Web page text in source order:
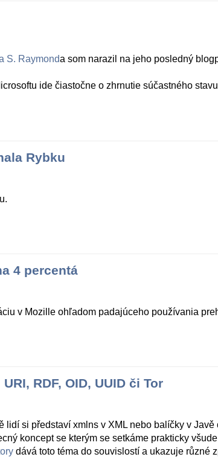
S. Raymonda som narazil na jeho posledný
ide čiastočne o zhrnutie súčastného
Rybku
4 percentá
v Mozille ohľadom padajúceho používania
RDF, OID, UUID či Tor
lidí si představí xmlns v XML nebo balíčky v
koncept se kterým se setkáme prakticky
dává toto téma do souvislostí a ukazuje různé